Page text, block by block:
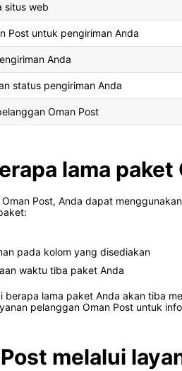
situs web
Post untuk pengiriman Anda
Anda
status pengiriman Anda
Oman Post
lama paket
Post, Anda dapat
pada kolom yang disediakan
waktu tiba paket Anda
lama paket Anda akan tiba
pelanggan Oman Post untuk
melalui